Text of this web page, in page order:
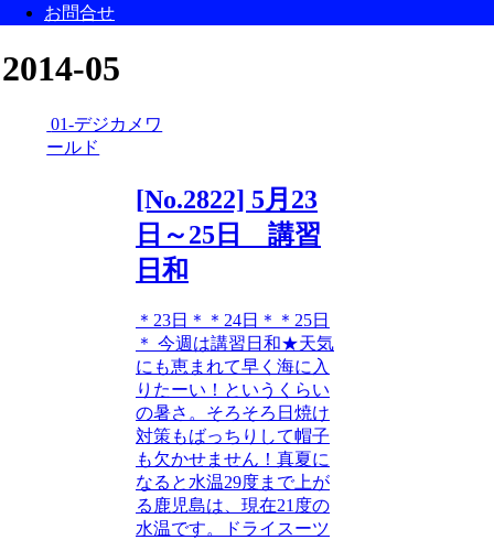
お問合せ
2014-05
01-デジカメワ
ールド
[No.2822] 5月23
日～25日 講習
日和
＊23日＊＊24日＊＊25日
＊ 今週は講習日和★天気
にも恵まれて早く海に入
りたーい！というくらい
の暑さ。そろそろ日焼け
対策もばっちりして帽子
も欠かせません！真夏に
なると水温29度まで上が
る鹿児島は、現在21度の
水温です。ドライスーツ